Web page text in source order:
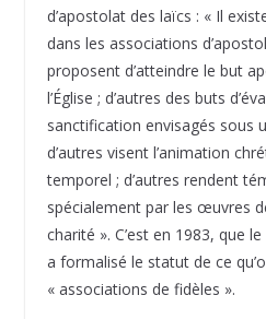
d’apostolat des laïcs : « Il
dans les associations
proposent d’atteindre le but
l’Église ; d’autres des buts
sanctification envisagés sous
d’autres visent l’animation
temporel ; d’autres rendent
spécialement par les œuvres
charité ». C’est en 1983, que
a formalisé le statut de ce
« associations de fidèles ».